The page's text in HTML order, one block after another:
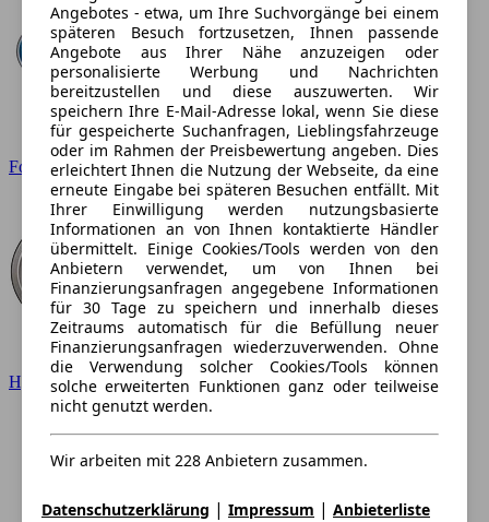
Ford
Hyundai
Angebotes - etwa, um Ihre Suchvorgänge bei einem
späteren Besuch fortzusetzen, Ihnen passende
Angebote aus Ihrer Nähe anzuzeigen oder
personalisierte Werbung und Nachrichten
bereitzustellen und diese auszuwerten. Wir
speichern Ihre E-Mail-Adresse lokal, wenn Sie diese
für gespeicherte Suchanfragen, Lieblingsfahrzeuge
oder im Rahmen der Preisbewertung angeben. Dies
erleichtert Ihnen die Nutzung der Webseite, da eine
erneute Eingabe bei späteren Besuchen entfällt. Mit
Ihrer Einwilligung werden nutzungsbasierte
Informationen an von Ihnen kontaktierte Händler
übermittelt. Einige Cookies/Tools werden von den
Anbietern verwendet, um von Ihnen bei
Finanzierungsanfragen angegebene Informationen
für 30 Tage zu speichern und innerhalb dieses
Zeitraums automatisch für die Befüllung neuer
Finanzierungsanfragen wiederzuverwenden. Ohne
die Verwendung solcher Cookies/Tools können
solche erweiterten Funktionen ganz oder teilweise
nicht genutzt werden.
Wir arbeiten mit 228 Anbietern zusammen.
Datenschutzerklärung | Impressum | Anbieterliste